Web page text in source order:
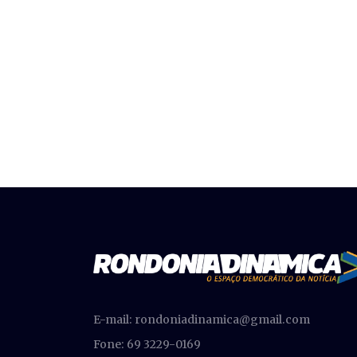
E-mail: rondoniadinamica@gmail.com
Fone: 69 3229-0169